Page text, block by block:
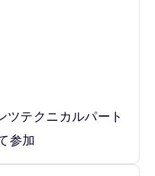
ツテクニカルパート
参加